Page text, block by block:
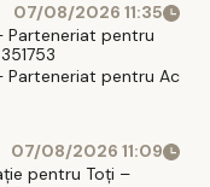
07/08/2026 11:35
Parteneriat pentru
– Parteneriat pentru Ac
07/08/2026 11:09
pentru Toți –